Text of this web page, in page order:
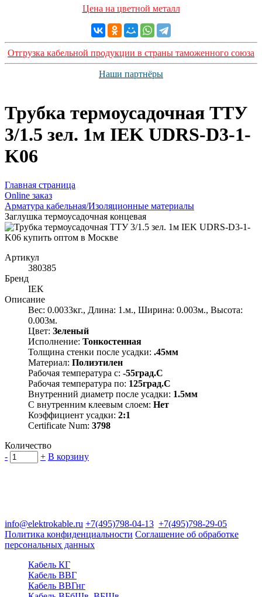
Цена на цветной металл
Отгрузка кабельной продукции в страны таможенного союза
Наши партнёры
Трубка термоусадочная ТТУ
3/1.5 зел. 1м IEK UDRS-D3-1-
K06
Главная страница
Оnline заказ
Арматура кабельная/Изоляционные материалы
Заглушка термоусадочная концевая
Артикул
380385
Бренд
IEK
Описание
Вес: 0.0033кг., Длина: 1.м., Ширина: 0.003м., Высота:
0.003м.
Цвет: Зеленый
Исполнение: Тонкостенная
Толщина стенки после усадки: .45мм
Материал: Полиэтилен
Рабочая температура с: -55град.C
Рабочая температура по: 125град.C
Внутренний диаметр после усадки: 1.5мм
С внутренним клеевым слоем: Нет
Коэффициент усадки: 2:1
Certificate Num: 3798
Количество
-
+ В корзину
info@elektrokable.ru +7(495)798-04-13 +7(495)798-29-05
Политика конфиденциальности Соглашение об обработке
персональных данных
Кабель КГ
Кабель ВВГ
Кабель ВВГнг